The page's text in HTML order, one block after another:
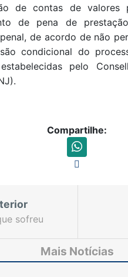
de contas de valores
de pena de
de acordo de não
condicional do
pelo
Compartilhe:
sofreu
por
PJe
por
Mais Notícias